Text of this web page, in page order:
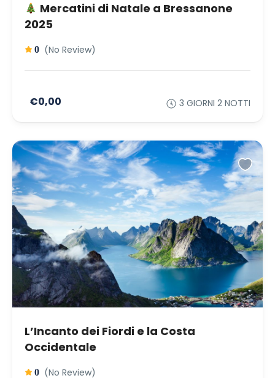
Mercatini di Natale a Bressanone
2025
0 (No Review)
€0,00 3 GIORNI 2 NOTTI
L’Incanto dei Fiordi e la Costa
Occidentale
0 (No Review)